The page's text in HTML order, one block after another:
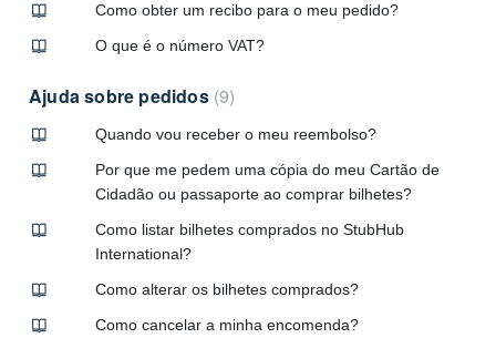
Como obter um recibo para o meu pedido?
O que é o número VAT?
Ajuda sobre pedidos 9
Quando vou receber o meu reembolso?
Por que me pedem uma cópia do meu Cartão de
Cidadão ou passaporte ao comprar bilhetes?
Como listar bilhetes comprados no StubHub
International?
Como alterar os bilhetes comprados?
Como cancelar a minha encomenda?